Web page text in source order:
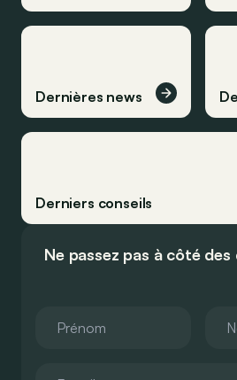
Dernières news
Derniers conseils
Ne passez pas à côté